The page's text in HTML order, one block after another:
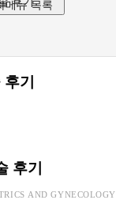
기
후기
AND GYNECOLOGY